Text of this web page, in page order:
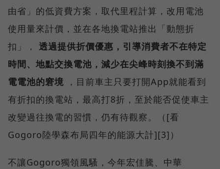
由省」的低資費方案，取代里程計算，改用電池
使用量來計價，並在各地換電站推出「動態折
扣」， 透過提供折價優惠，引導消費者不在特定
時間、地點交換電池，減少在尖峰時刻換不到滿
電電池的窘境 ，目前車主只要打開App就能看到
有折扣的換電站，最高打8折，至於能否促使車主
改變過往換電的習慣，仍有待觀察。（[看
Gogoro陸學森布局四年的能源大計][3]）
不讓Gogoro獨領風騷，今年宏佳騰、中華